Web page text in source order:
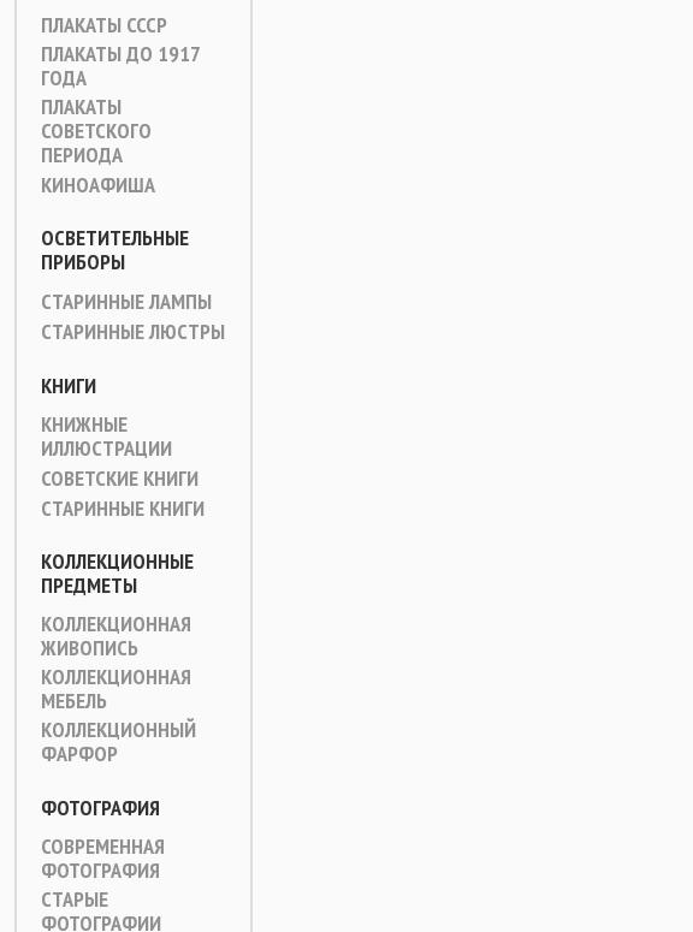
ПЛАКАТЫ СССР
ПЛАКАТЫ ДО 1917
ГОДА
ПЛАКАТЫ
СОВЕТСКОГО
ПЕРИОДА
КИНОАФИША
ОСВЕТИТЕЛЬНЫЕ
ПРИБОРЫ
СТАРИННЫЕ ЛАМПЫ
СТАРИННЫЕ ЛЮСТРЫ
КНИГИ
КНИЖНЫЕ
ИЛЛЮСТРАЦИИ
СОВЕТСКИЕ КНИГИ
СТАРИННЫЕ КНИГИ
КОЛЛЕКЦИОННЫЕ
ПРЕДМЕТЫ
КОЛЛЕКЦИОННАЯ
ЖИВОПИСЬ
КОЛЛЕКЦИОННАЯ
МЕБЕЛЬ
КОЛЛЕКЦИОННЫЙ
ФАРФОР
ФОТОГРАФИЯ
СОВРЕМЕННАЯ
ФОТОГРАФИЯ
СТАРЫЕ
ФОТОГРАФИИ